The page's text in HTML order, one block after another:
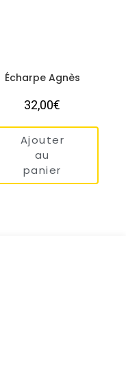
Écharpe Agnès
32,00€
Ajouter
au
panier